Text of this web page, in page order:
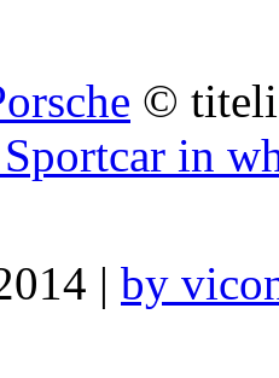
©
in
| by